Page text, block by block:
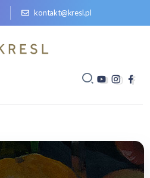
kontakt@kresl.pl